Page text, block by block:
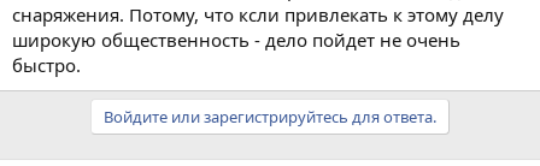
снаряжения. Потому, что ксли привлекать к этому делу
широкую общественность - дело пойдет не очень
быстро.
Войдите или зарегистрируйтесь для ответа.